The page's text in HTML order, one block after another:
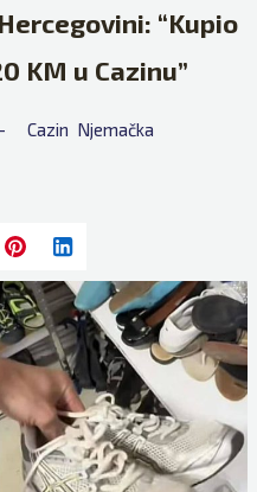
“Kupio
KM u Cazinu”
Cazin Njemačka